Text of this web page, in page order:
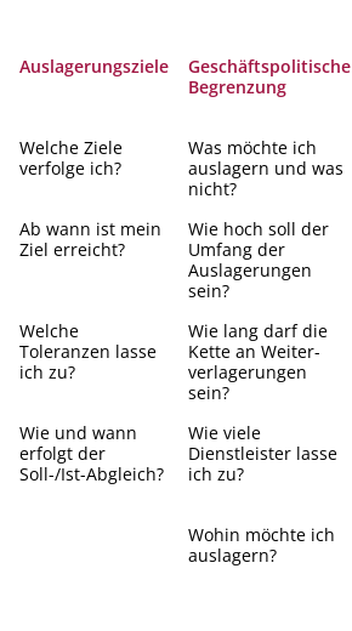
Auslagerungsziele
Geschäftspolitische
Begrenzung
Welche Ziele
verfolge ich?
Was möchte ich
auslagern und was
nicht?
Ab wann ist mein
Ziel erreicht?
Wie hoch soll der
Umfang der
Auslagerungen
sein?
Welche
Toleranzen lasse
ich zu?
Wie lang darf die
Kette an Weiter-
verlagerungen
sein?
Wie und wann
erfolgt der
Soll-/Ist-Abgleich?
Wie viele
Dienstleister lasse
ich zu?
Wohin möchte ich
auslagern?